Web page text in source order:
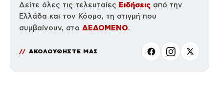
Δείτε όλες τις τελευταίες Ειδήσεις από την
Ελλάδα και τον Κόσμο, τη στιγμή που
συμβαίνουν, στο ΔΕΔΟΜΕΝΟ.
ΑΚΟΛΟΥΘΗΣΤΕ ΜΑΣ